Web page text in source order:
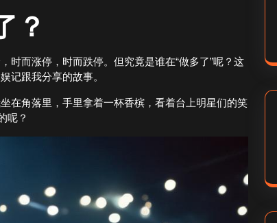
？
时而涨停，时而跌停。但究竟是谁在“做多了”呢？这
记跟我分享的故事。
在角落里，手里拿着一杯香槟，看着台上明星们的笑
呢？